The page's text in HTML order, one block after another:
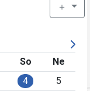
＋
So
Ne
4
5